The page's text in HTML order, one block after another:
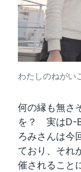
わたしのねがい
何の縁も無さ
を？ 実はD-
ろみさんは今
ており、それ
催されること